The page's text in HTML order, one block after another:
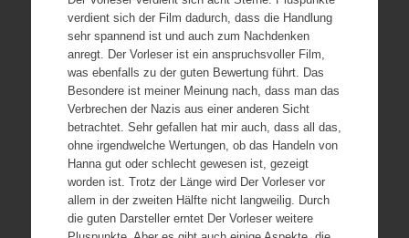
verdient sich der Film dadurch, dass die Handlung
sehr spannend ist und auch zum Nachdenken
anregt. Der Vorleser ist ein anspruchsvoller Film,
was ebenfalls zu der guten Bewertung führt. Das
Besondere ist meiner Meinung nach, dass man das
Verbrechen der Nazis aus einer anderen Sicht
betrachtet. Sehr gefallen hat mir auch, dass all das,
ohne irgendwelche Wertungen, ob das Handeln von
Hanna gut oder schlecht gewesen ist, gezeigt
worden ist. Trotz der Länge wird Der Vorleser vor
allem in der zweiten Hälfte nicht langweilig. Durch
die guten Darsteller erntet Der Vorleser weitere